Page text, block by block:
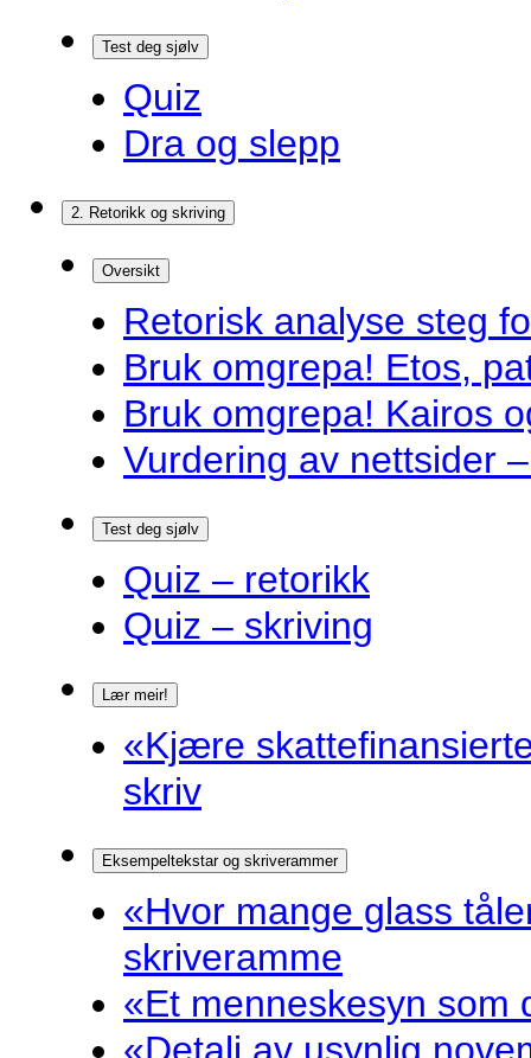
Test deg sjølv
Quiz
Dra og slepp
2. Retorikk og skriving
Oversikt
Retorisk analyse steg
Bruk omgrepa! Etos,
Bruk omgrepa! Kairos
Vurdering av nettsider
Test deg sjølv
Quiz – retorikk
Quiz – skriving
Lær meir!
«Kjære
skriv
Eksempeltekstar og skriverammer
«Hvor mange glass
skriveramme
«Et menneskesyn som